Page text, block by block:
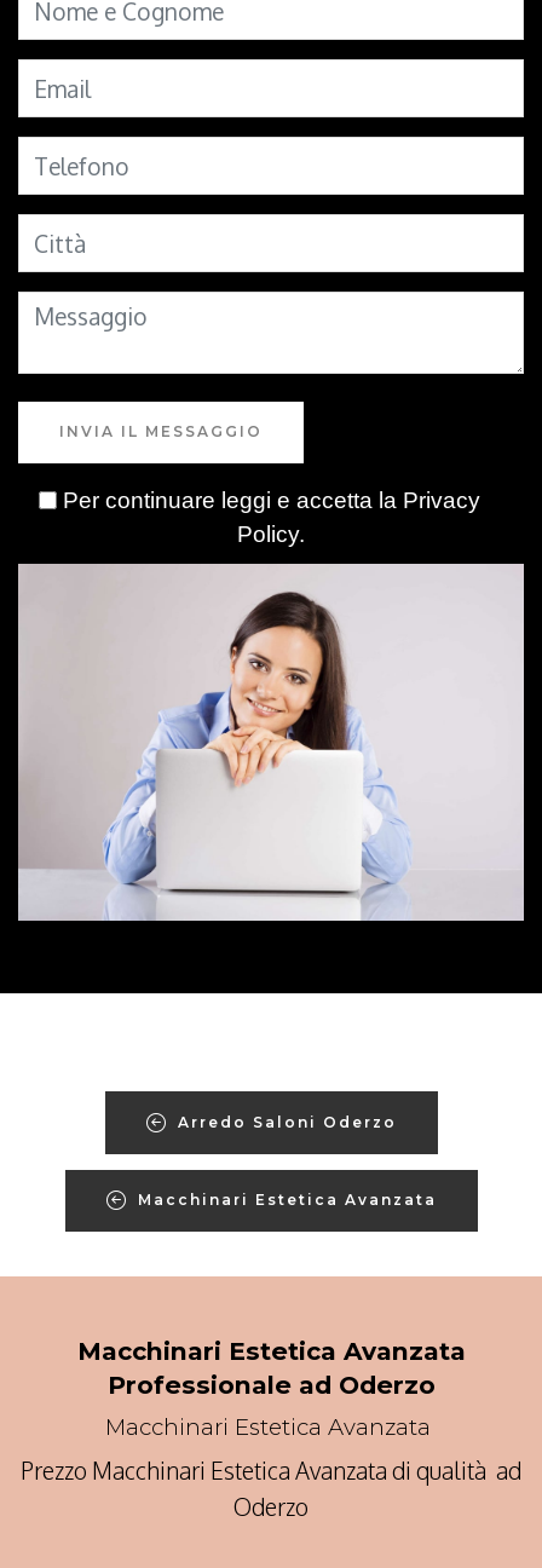
INVIA IL MESSAGGIO
Per continuare leggi e accetta la Privacy
Policy.
Arredo Saloni Oderzo
Macchinari Estetica Avanzata
Macchinari Estetica Avanzata
Professionale ad Oderzo
Macchinari Estetica Avanzata
Prezzo Macchinari Estetica Avanzata di qualità ad
Oderzo